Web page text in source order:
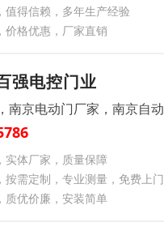
值得信赖，多年生产经验
价格优惠，厂家直销
强电控门业
南京电动门厂家，南京自
实体厂家，质量保障
按需定制，专业测量，免费上
质优价廉，安装简单